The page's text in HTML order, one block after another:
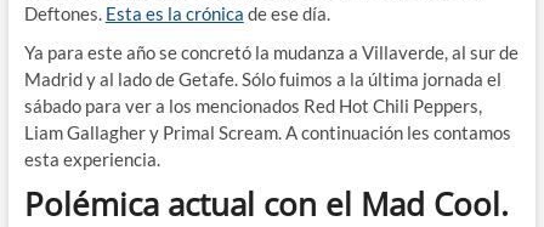
Deftones. Esta es la crónica de ese día.
Ya para este año se concretó la mudanza a Villaverde, al sur de
Madrid y al lado de Getafe. Sólo fuimos a la última jornada el
sábado para ver a los mencionados Red Hot Chili Peppers,
Liam Gallagher y Primal Scream. A continuación les contamos
esta experiencia.
Polémica actual con el Mad Cool.